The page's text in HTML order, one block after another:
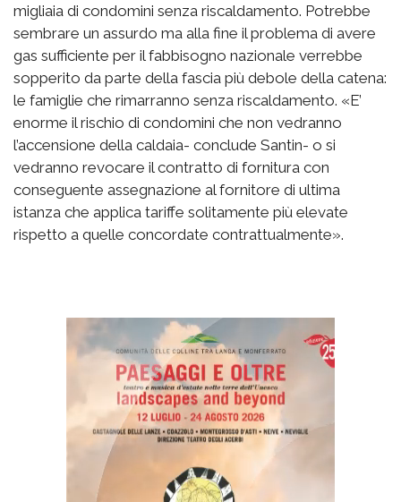
migliaia di condomini senza riscaldamento. Potrebbe
sembrare un assurdo ma alla fine il problema di avere
gas sufficiente per il fabbisogno nazionale verrebbe
sopperito da parte della fascia più debole della catena:
le famiglie che rimarranno senza riscaldamento. «E’
enorme il rischio di condomini che non vedranno
l’accensione della caldaia- conclude Santin- o si
vedranno revocare il contratto di fornitura con
conseguente assegnazione al fornitore di ultima
istanza che applica tariffe solitamente più elevate
rispetto a quelle concordate contrattualmente».